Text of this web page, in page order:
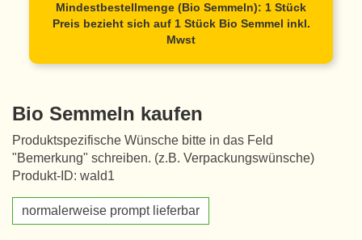
Mindestbestellmenge (Bio Semmeln): 1 Stück
Preis bezieht sich auf 1 Stück Bio Semmel inkl.
Mwst
Bio Semmeln kaufen
Produktspezifische Wünsche bitte in das Feld
"Bemerkung" schreiben. (z.B. Verpackungswünsche)
Produkt-ID: wald1
normalerweise prompt lieferbar